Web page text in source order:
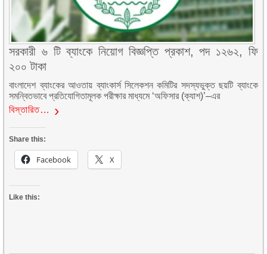
সরকারী ৬ টি ব্যাংকে নিয়োগ বিজ্ঞপ্তি প্রকাশ, পদ ১২৬২, ফি
২০০ টাকা
বাংলাদেশ ব্যাংকের আওতায় ব্যাংকার্স সিলেকশন কমিটির সদস্যভুক্ত ছয়টি ব্যাংকে
সমন্বিতভাবে প্রতিযোগিতামূলক পরীক্ষার মাধ্যমে ‘অফিসার (ক্যাশ)’–এর
বিস্তারিত…
Share this:
Facebook X
Like this: